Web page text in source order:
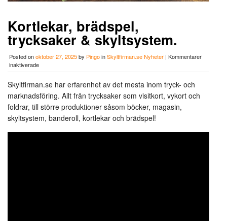
Kortlekar, brädspel,
trycksaker & skyltsystem.
Posted onoktober 27, 2025by PingoinSkyltfirman.se Nyheter | Kommentarer
inaktiveradeför
brädspel,
trycksaker
&
skyltsystem.
Skyltfirman.se har erfarenhet av det mesta inom tryck- och
marknadsföring. Allt från trycksaker som visitkort, vykort och
foldrar, till större produktioner såsom böcker, magasin,
skyltsystem, banderoll, kortlekar och brädspel!